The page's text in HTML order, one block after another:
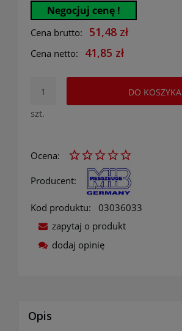
Negocjuj cenę !
Cena brutto: 51,48 zł
Cena netto: 41,85 zł
szt.
DO KOSZYKA
Ocena:
Producent:
Kod produktu:
03036033
zapytaj o produkt
dodaj opinię
Opis